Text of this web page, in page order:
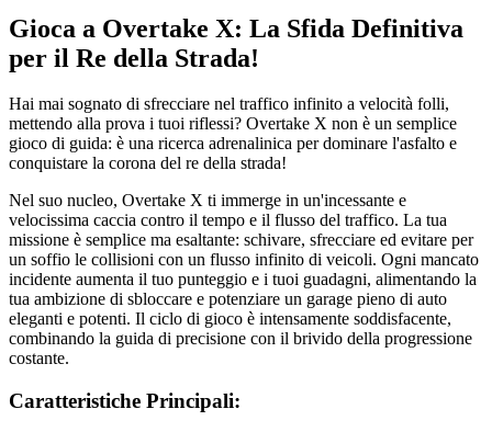
Gioca a Overtake X: La Sfida Definitiva
per il Re della Strada!
Hai mai sognato di sfrecciare nel traffico infinito a velocità folli,
mettendo alla prova i tuoi riflessi? Overtake X non è un semplice
gioco di guida: è una ricerca adrenalinica per dominare l'asfalto e
conquistare la corona del re della strada!
Nel suo nucleo, Overtake X ti immerge in un'incessante e
velocissima caccia contro il tempo e il flusso del traffico. La tua
missione è semplice ma esaltante: schivare, sfrecciare ed evitare per
un soffio le collisioni con un flusso infinito di veicoli. Ogni mancato
incidente aumenta il tuo punteggio e i tuoi guadagni, alimentando la
tua ambizione di sbloccare e potenziare un garage pieno di auto
eleganti e potenti. Il ciclo di gioco è intensamente soddisfacente,
combinando la guida di precisione con il brivido della progressione
costante.
Caratteristiche Principali: